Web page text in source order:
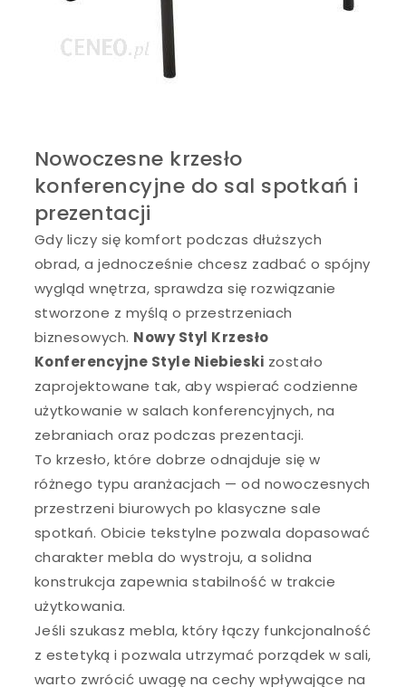
Nowoczesne krzesło
konferencyjne do sal spotkań i
prezentacji
Gdy liczy się komfort podczas dłuższych
obrad, a jednocześnie chcesz zadbać o spójny
wygląd wnętrza, sprawdza się rozwiązanie
stworzone z myślą o przestrzeniach
biznesowych. Nowy Styl Krzesło
Konferencyjne Style Niebieski zostało
zaprojektowane tak, aby wspierać codzienne
użytkowanie w salach konferencyjnych, na
zebraniach oraz podczas prezentacji.
To krzesło, które dobrze odnajduje się w
różnego typu aranżacjach — od nowoczesnych
przestrzeni biurowych po klasyczne sale
spotkań. Obicie tekstylne pozwala dopasować
charakter mebla do wystroju, a solidna
konstrukcja zapewnia stabilność w trakcie
użytkowania.
Jeśli szukasz mebla, który łączy funkcjonalność
z estetyką i pozwala utrzymać porządek w sali,
warto zwrócić uwagę na cechy wpływające na